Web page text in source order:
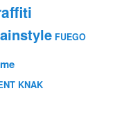
FUEGO
KNAK